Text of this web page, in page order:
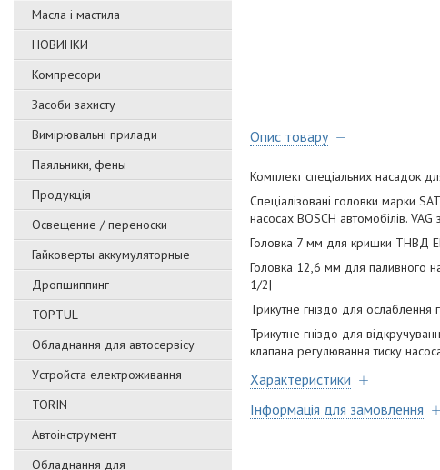
Масла і мастила
НОВИНКИ
Компресори
Засоби захисту
Вимірювальні прилади
Паяльники, фены
Продукція
Освещение / переноски
Гайковерты аккумуляторные
Дропшиппинг
TOPTUL
Обладнання для автосервісу
Уcтpoйстa елeктpoживання
TORIN
Автоінструмент
Обладнання для
Опис товару
Комплект спеціальних насадок
Спеціалізовані головки марки
насосах BOSCH автомобілів.
Головка 7 мм для кришки ТНВД
Головка 12,6 мм для паливного
1/2|
Трикутне гніздо для ослаблення
Трикутне гніздо для
клапана регулювання тиску
Характеристики
Інформація для замовлення